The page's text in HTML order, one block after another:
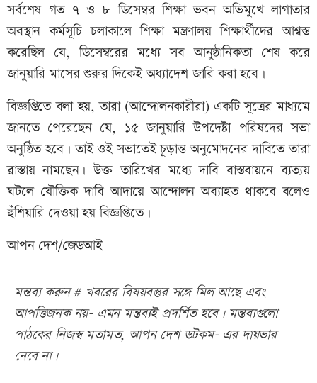
সর্বশেষ গত ৭ ও ৮ ডিসেম্বর শিক্ষা ভবন অভিমুখে লাগাতার
অবস্থান কর্মসূচি চলাকালে শিক্ষা মন্ত্রণালয় শিক্ষার্থীদের আশ্বস্ত
করেছিল যে, ডিসেম্বরের মধ্যে সব আনুষ্ঠানিকতা শেষ করে
জানুয়ারি মাসের শুরুর দিকেই অধ্যাদেশ জারি করা হবে।
বিজ্ঞপ্তিতে বলা হয়, তারা (আন্দোলনকারীরা) একটি সূত্রের মাধ্যমে
জানতে পেরেছেন যে, ১৫ জানুয়ারি উপদেষ্টা পরিষদের সভা
অনুষ্ঠিত হবে। তাই ওই সভাতেই চূড়ান্ত অনুমোদনের দাবিতে তারা
রাস্তায় নামছেন। উক্ত তারিখের মধ্যে দাবি বাস্তবায়নে ব্যত্যয়
ঘটলে যৌক্তিক দাবি আদায়ে আন্দোলন অব্যাহত থাকবে বলেও
হুঁশিয়ারি দেওয়া হয় বিজ্ঞপ্তিতে।
আপন দেশ/জেডআই
মন্তব্য করুন # খবরের বিষয়বস্তুর সঙ্গে মিল আছে এবং
আপত্তিজনক নয়- এমন মন্তব্যই প্রদর্শিত হবে। মন্তব্যগুলো
পাঠকের নিজস্ব মতামত, আপন দেশ ডটকম- এর দায়ভার
নেবে না।